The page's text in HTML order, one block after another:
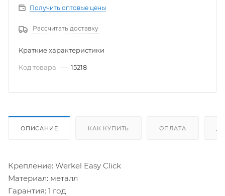
Получить оптовые цены
Рассчитать доставку
Краткие характеристики
Код товара — 15218
ОПИСАНИЕ КАК КУПИТЬ ОПЛАТА
Крепление: Werkel Easy Click
Материал: металл
Гарантия: 1 год